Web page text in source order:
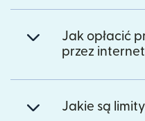
Jak opłacić
przez
Jakie są